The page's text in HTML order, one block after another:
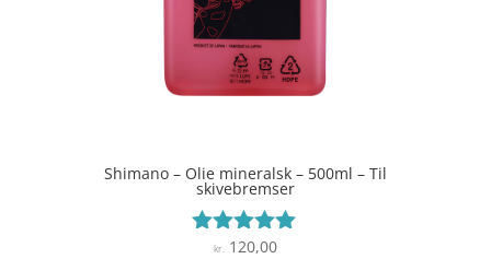
Shimano – Olie mineralsk – 500ml – Til
skivebremser
Vurderet
kr.120,00